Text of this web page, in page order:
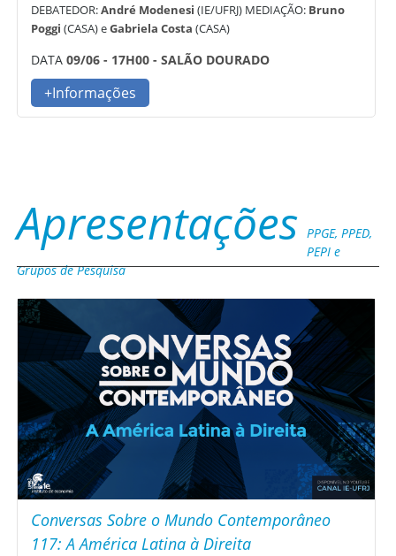
DEBATEDOR:André Modenesi (IE/UFRJ) MEDIAÇÃO: Bruno
Poggi (CASA) eGabriela Costa (CASA)
DATA09/06 - 17H00 - SALÃO DOURADO
+Informações
Apresentações
PPGE, PPED,
PEPI e
Grupos de Pesquisa
Conversas Sobre o Mundo Contemporâneo
117: A América Latina à Direita